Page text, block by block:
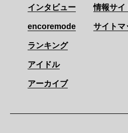
インタビュー
encoremode
ランキング
アイドル
アーカイブ
情報サイ
サイトマ